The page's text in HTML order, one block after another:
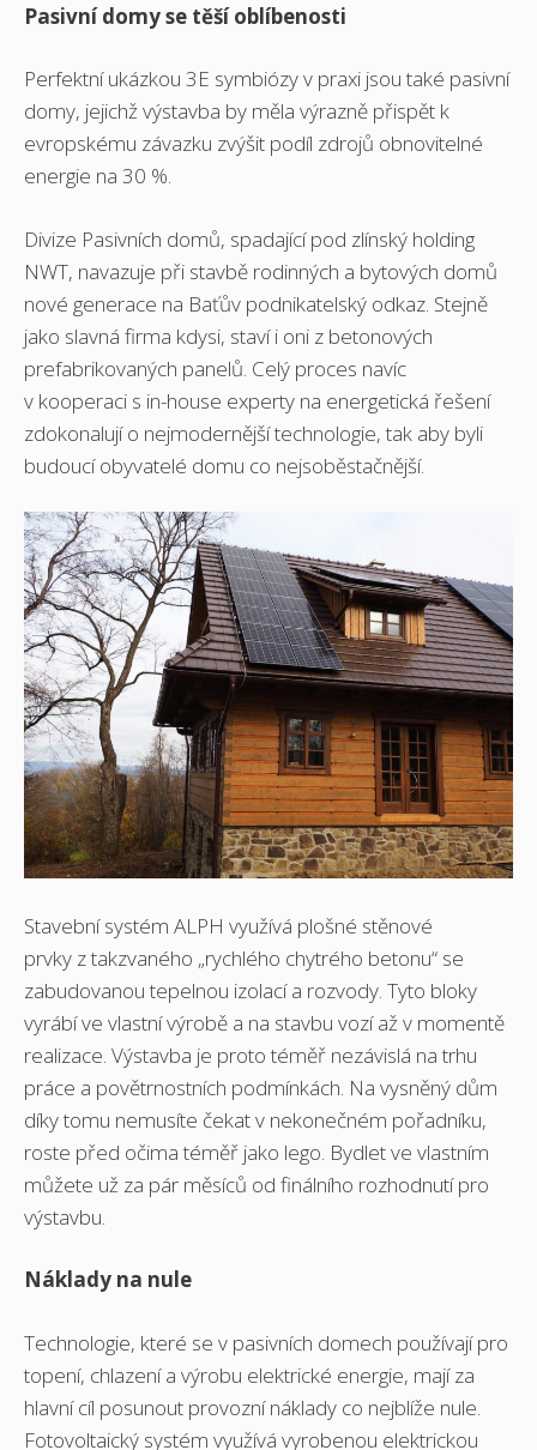
Pasivní domy se těší oblíbenosti
Perfektní ukázkou 3E symbiózy v praxi jsou také pasivní
domy, jejichž výstavba by měla výrazně přispět k
evropskému závazku zvýšit podíl zdrojů obnovitelné
energie na 30 %.
Divize Pasivních domů, spadající pod zlínský holding
NWT, navazuje při stavbě rodinných a bytových domů
nové generace na Baťův podnikatelský odkaz. Stejně
jako slavná firma kdysi, staví i oni z betonových
prefabrikovaných panelů. Celý proces navíc
v kooperaci s in-house experty na energetická řešení
zdokonalují o nejmodernější technologie, tak aby byli
budoucí obyvatelé domu co nejsoběstačnější.
Stavební systém ALPH využívá plošné stěnové
prvky z takzvaného „rychlého chytrého betonu“ se
zabudovanou tepelnou izolací a rozvody. Tyto bloky
vyrábí ve vlastní výrobě a na stavbu vozí až v momentě
realizace. Výstavba je proto téměř nezávislá na trhu
práce a povětrnostních podmínkách. Na vysněný dům
díky tomu nemusíte čekat v nekonečném pořadníku,
roste před očima téměř jako lego. Bydlet ve vlastním
můžete už za pár měsíců od finálního rozhodnutí pro
výstavbu.
Náklady na nule
Technologie, které se v pasivních domech používají pro
topení, chlazení a výrobu elektrické energie, mají za
hlavní cíl posunout provozní náklady co nejblíže nule.
Fotovoltaický systém využívá vyrobenou elektrickou